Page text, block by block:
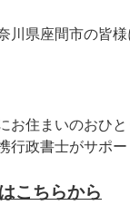
川県座間市の皆
お住まいのおひ
行政書士がサポ
こちらから